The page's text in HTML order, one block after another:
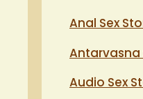
Anal Sex
Antarvasna
Audio Sex